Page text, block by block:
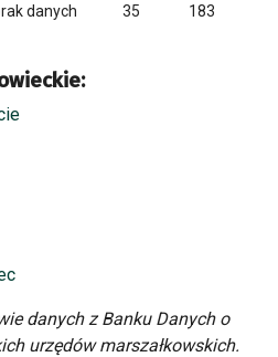
danych 35 183
danych z Banku Danych o
urzędów marszałkowskich.